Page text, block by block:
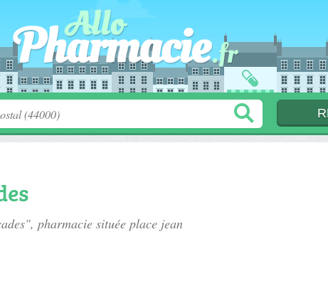
pharmacie située place jean